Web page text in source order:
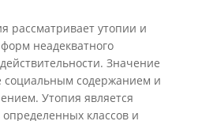
рассматривает утопии и
неадекватного
Значение
социальным содержанием и
Утопия является
классов и